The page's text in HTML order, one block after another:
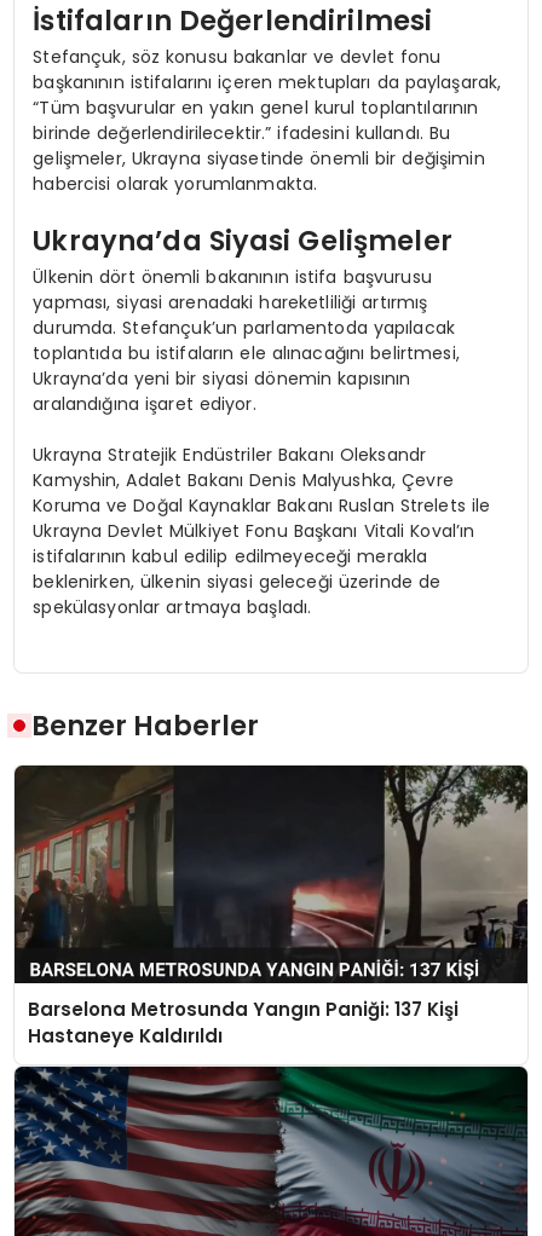
İstifaların Değerlendirilmesi
Stefançuk, söz konusu bakanlar ve devlet fonu
başkanının istifalarını içeren mektupları da paylaşarak,
“Tüm başvurular en yakın genel kurul toplantılarının
birinde değerlendirilecektir.” ifadesini kullandı. Bu
gelişmeler, Ukrayna siyasetinde önemli bir değişimin
habercisi olarak yorumlanmakta.
Ukrayna’da Siyasi Gelişmeler
Ülkenin dört önemli bakanının istifa başvurusu
yapması, siyasi arenadaki hareketliliği artırmış
durumda. Stefançuk’un parlamentoda yapılacak
toplantıda bu istifaların ele alınacağını belirtmesi,
Ukrayna’da yeni bir siyasi dönemin kapısının
aralandığına işaret ediyor.
Ukrayna Stratejik Endüstriler Bakanı Oleksandr
Kamyshin, Adalet Bakanı Denis Malyushka, Çevre
Koruma ve Doğal Kaynaklar Bakanı Ruslan Strelets ile
Ukrayna Devlet Mülkiyet Fonu Başkanı Vitali Koval’ın
istifalarının kabul edilip edilmeyeceği merakla
beklenirken, ülkenin siyasi geleceği üzerinde de
spekülasyonlar artmaya başladı.
Benzer Haberler
Barselona Metrosunda Yangın Paniği: 137 Kişi
Hastaneye Kaldırıldı